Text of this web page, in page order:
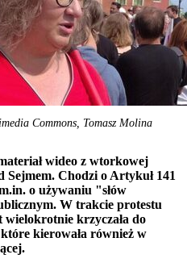
Commons, Tomasz Molina
wideo z wtorkowej
Chodzi o Artykuł 141
o używaniu "słów
W trakcie protestu
krzyczała do
kierowała również w